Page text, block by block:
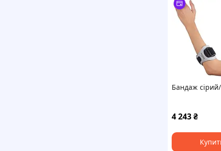
Бандаж
4 243₴